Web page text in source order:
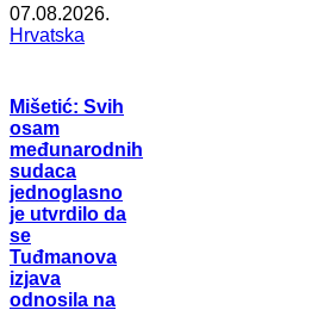
07.08.2026.
Hrvatska
Mišetić: Svih
osam
međunarodnih
sudaca
jednoglasno
je utvrdilo da
se
Tuđmanova
izjava
odnosila na